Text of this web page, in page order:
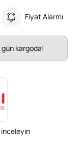
Fiyat Alarmı
gün kargoda!